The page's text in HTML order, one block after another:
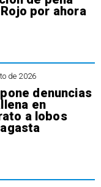
por ahora
de 2026
denuncias
en
a lobos